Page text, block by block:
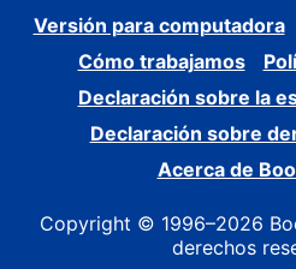
Versión para computadora
Cómo trabajamos
Declaración sobre la
Declaración sobre
Acerca de
Copyright © 1996–2026
derechos